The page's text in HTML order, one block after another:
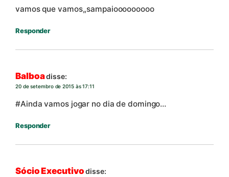
vamos que vamos,,sampaiooooooooo
Responder
Balboadisse:
20 de setembro de 2015 às 17:11
#Ainda vamos jogar no dia de domingo…
Responder
Sócio Executivo disse: